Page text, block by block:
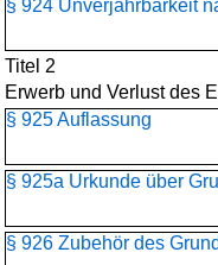
§ 924 Unverjährbarkeit
Titel 2
Erwerb und Verlust des
§ 925 Auflassung
§ 925a Urkunde über
§ 926 Zubehör des